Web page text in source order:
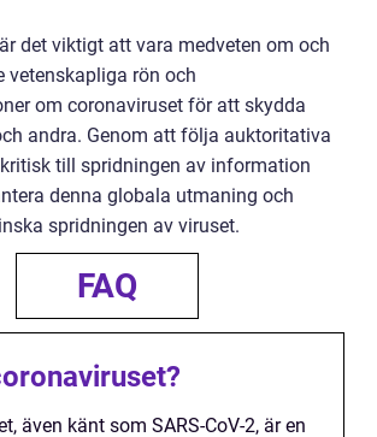
det viktigt att vara medveten om och
vetenskapliga rön och
om coronaviruset för att skydda
andra. Genom att följa auktoritativa
till spridningen av information
denna globala utmaning och
spridningen av viruset.
FAQ
även känt som SARS-CoV-2, är en